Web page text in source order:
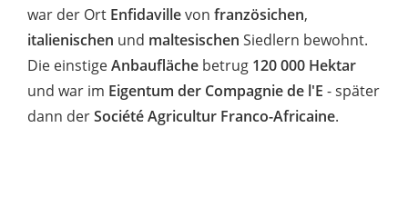
war der Ort Enfidavillevon französichen,
italienischen und maltesischen Siedlern bewohnt.
Die einstigeAnbaufläche betrug 120 000 Hektar
und war im Eigentum der Compagnie de l'E - später
dann derSociété Agricultur Franco-Africaine.